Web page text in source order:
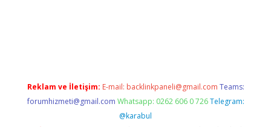
Reklam ve İletişim: E-mail: backlinkpaneli@gmail.com Teams:
forumhizmeti@gmail.com Whatsapp: 0262 606 0 726 Telegram:
@karabul